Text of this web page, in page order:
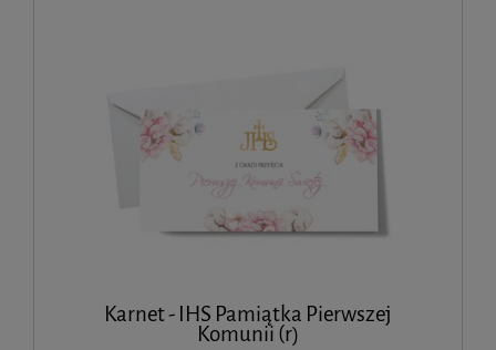
Karnet - IHS Pamiątka Pierwszej
Komunii (r)